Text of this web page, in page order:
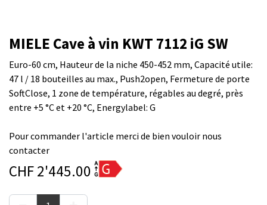
MIELE Cave à vin KWT 7112 iG SW
Euro-60 cm, Hauteur de la niche 450-452 mm, Capacité utile:
47 l / 18 bouteilles au max., Push2open, Fermeture de porte
SoftClose, 1 zone de température, régables au degré, près
entre +5 °C et +20 °C, Energylabel: G
Pour commander l'article merci de bien vouloir nous
contacter
CHF2'445.00